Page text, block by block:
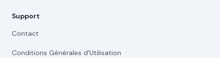
Support
Contact
Conditions Générales d'Utilisation